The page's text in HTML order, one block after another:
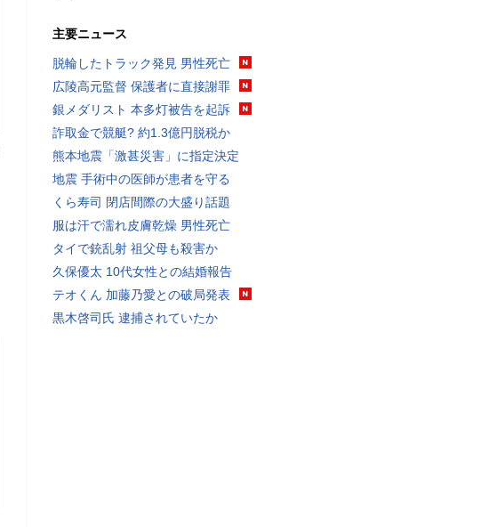
主要ニュース
脱輪したトラック発見 男性死亡
広陵高元監督 保護者に直接謝罪
銀メダリスト 本多灯被告を起訴
詐取金で競艇? 約1.3億円脱税か
熊本地震「激甚災害」に指定決定
地震 手術中の医師が患者を守る
くら寿司 閉店間際の大盛り話題
服は汗で濡れ皮膚乾燥 男性死亡
タイで銃乱射 祖父母も殺害か
久保優太 10代女性との結婚報告
テオくん 加藤乃愛との破局発表
黒木啓司氏 逮捕されていたか